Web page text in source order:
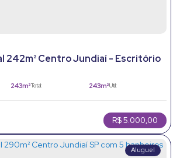
242m² Centro Jundiaí - Escritório
R$5.000,00
Total:
243m² Útil:
243m²